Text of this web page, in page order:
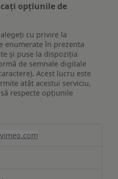
opțiunile de
cu privire la
enumerate în prezenta
și puse la dispoziția
de semnale digitale
Acest lucru este
atât acestui serviciu,
respecte opțiunile
vimeo.com